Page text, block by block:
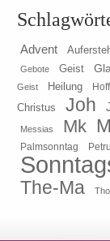
Advent
Gebote
Geist
Geist
Heilung
Christus
Joh
Messias Mk
Palmsonntag
The-Ma